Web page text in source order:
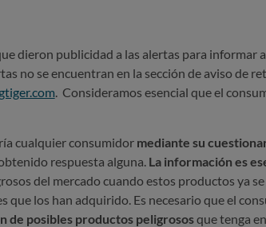
dieron publicidad a las alertas para informar
no se encuentran en la sección de aviso de
Consideramos esencial que el
cualquier consumidor mediante su
respuesta alguna. La información es
del mercado cuando estos productos ya se
que los han adquirido. Es necesario que el
de posibles productos peligrososque tenga